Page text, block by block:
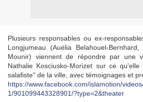
Plusieurs responsables ou ex-
Longjumeau (Auélia Belahouel-
Mounir) viennent de répondre par une
Nathalie Kosciusko-Morizet sur ce
salafiste" de la ville, avec témoignages et
https://www.facebook.com/islamotion/
1/901099443328901/?type=2&theater